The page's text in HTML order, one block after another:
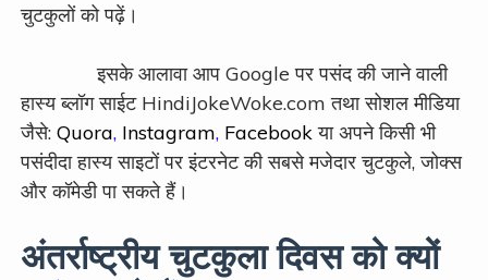
चुटकुलों को पढ़ें।
इसके आलावा आप Google पर पसंद की जाने वाली
हास्य ब्लॉग साईट HindiJokeWoke.com तथा सोशल मीडिया
जैसे: Quora, Instagram, Facebook या अपने किसी भी
पसंदीदा हास्य साइटों पर इंटरनेट की सबसे मजेदार चुटकुले, जोक्स
और कॉमेडी पा सकते हैं।
अंतर्राष्ट्रीय चुटकुला दिवस को क्यों